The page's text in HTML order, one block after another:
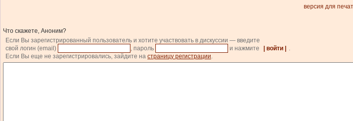
версия для
Что скажете, Аноним?
Если Вы зарегистрированный пользователь и хотите участвовать в дискуссии — введите
свой логин (email)
, пароль и нажмите | войти |
.
Если Вы еще не зарегистрировались, зайдите на страницу регистрации.